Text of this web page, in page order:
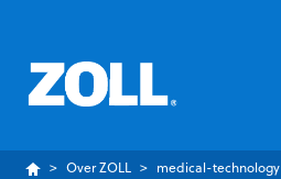
Over ZOLL medical-technology